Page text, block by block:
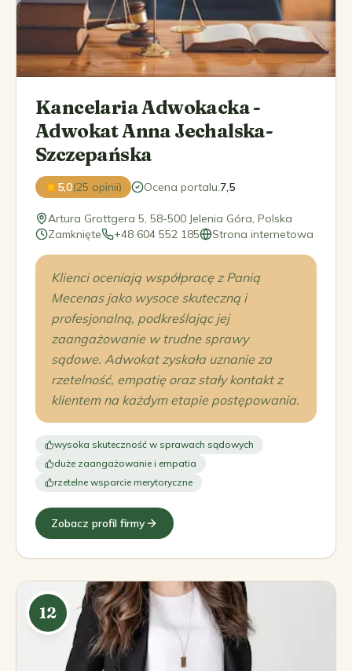
Kancelaria Adwokacka -
Adwokat Anna Jechalska-
Szczepańska
5,0(25 opinii) Ocena portalu:7,5
Artura Grottgera 5, 58-500 Jelenia Góra, Polska
Zamknięte
+48 604 552 185 Strona internetowa
Klienci oceniają współpracę z Panią
Mecenas jako wysoce skuteczną i
profesjonalną, podkreślając jej
zaangażowanie w trudne sprawy
sądowe. Adwokat zyskała uznanie za
rzetelność, empatię oraz stały kontakt z
klientem na każdym etapie postępowania.
wysoka skuteczność w sprawach sądowych
duże zaangażowanie i empatia
rzetelne wsparcie merytoryczne
Zobacz profil firmy
12